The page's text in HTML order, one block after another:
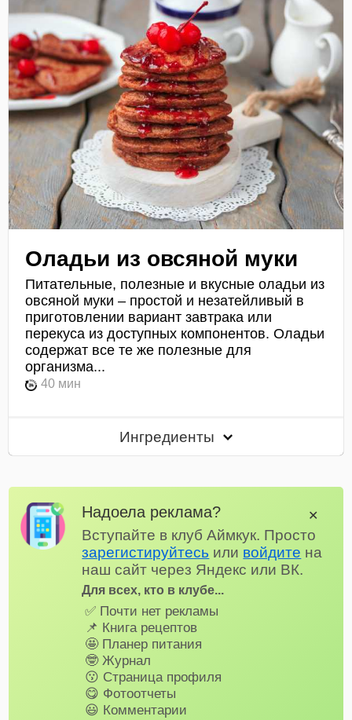
Оладьи из овсяной муки
Питательные, полезные и вкусные оладьи из
овсяной муки – простой и незатейливый в
приготовлении вариант завтрака или
перекуса из доступных компонентов. Оладьи
содержат все те же полезные для
организма...
40 мин
Ингредиенты
Надоела реклама?
Вступайте в клуб Аймкук. Просто
зарегистируйтесь или войдите на
наш сайт через Яндекс или ВК.
Для всех, кто в клубе...
✅ Почти нет рекламы
📌 Книга рецептов
🤩 Планер питания
🤓 Журнал
😗 Страница профиля
😋 Фотоотчеты
😃 Комментарии
✕